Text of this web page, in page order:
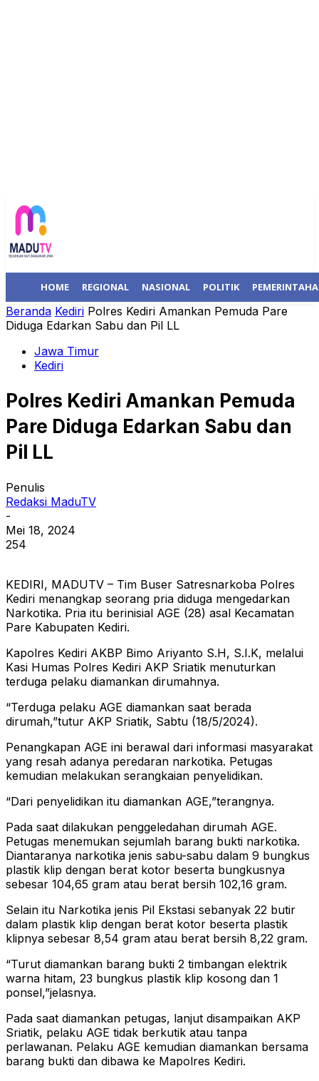
HOME REGIONAL NASIONAL POLITIK
Beranda Kediri Polres Kediri Amankan Pemuda Pare
Diduga Edarkan Sabu dan Pil LL
Jawa Timur
Kediri
Polres Kediri Amankan Pemuda
Pare Diduga Edarkan Sabu dan
Pil LL
Penulis
Redaksi MaduTV
-
Mei 18, 2024
254
KEDIRI, MADUTV – Tim Buser Satresnarkoba Polres
Kediri menangkap seorang pria diduga mengedarkan
Narkotika. Pria itu berinisial AGE (28) asal Kecamatan
Pare Kabupaten Kediri.
Kapolres Kediri AKBP Bimo Ariyanto S.H, S.I.K, melalui
Kasi Humas Polres Kediri AKP Sriatik menuturkan
terduga pelaku diamankan dirumahnya.
“Terduga pelaku AGE diamankan saat berada
dirumah,”tutur AKP Sriatik, Sabtu (18/5/2024).
Penangkapan AGE ini berawal dari informasi masyarakat
yang resah adanya peredaran narkotika. Petugas
kemudian melakukan serangkaian penyelidikan.
“Dari penyelidikan itu diamankan AGE,”terangnya.
Pada saat dilakukan penggeledahan dirumah AGE.
Petugas menemukan sejumlah barang bukti narkotika.
Diantaranya narkotika jenis sabu-sabu dalam 9 bungkus
plastik klip dengan berat kotor beserta bungkusnya
sebesar 104,65 gram atau berat bersih 102,16 gram.
Selain itu Narkotika jenis Pil Ekstasi sebanyak 22 butir
dalam plastik klip dengan berat kotor beserta plastik
klipnya sebesar 8,54 gram atau berat bersih 8,22 gram.
“Turut diamankan barang bukti 2 timbangan elektrik
warna hitam, 23 bungkus plastik klip kosong dan 1
ponsel,”jelasnya.
Pada saat diamankan petugas, lanjut disampaikan AKP
Sriatik, pelaku AGE tidak berkutik atau tanpa
perlawanan. Pelaku AGE kemudian diamankan bersama
barang bukti dan dibawa ke Mapolres Kediri.